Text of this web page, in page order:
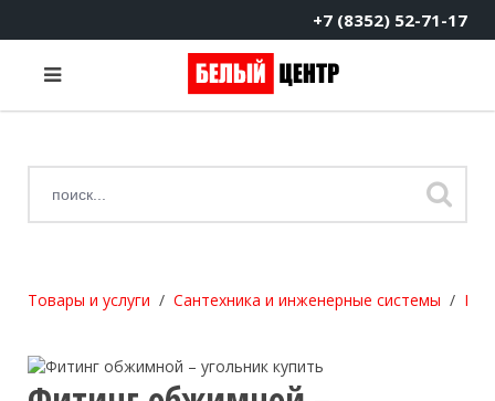
+7 (8352) 52-71-17
Товары и услуги Сантехника и инженерные системы